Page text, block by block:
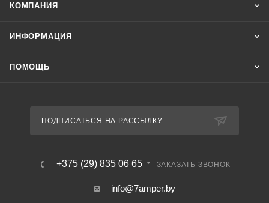
КОМПАНИЯ
ИНФОРМАЦИЯ
ПОМОЩЬ
ПОДПИСАТЬСЯ НА РАССЫЛКУ
+375 (29) 835 06 65 ЗАКАЗАТЬ ЗВОНОК
info@7amper.by